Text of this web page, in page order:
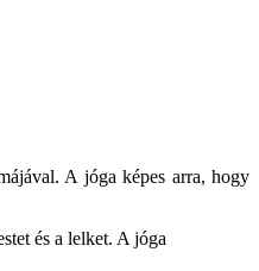
A jóga képes arra, hogy
és a lelket. A jóga